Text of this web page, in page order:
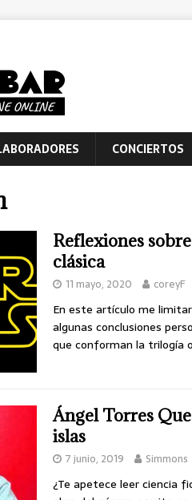
CONCIERTOS
Reflexiones
clásica
11 mayo, 2020 coreyF
En este artículo me
algunas conclusiones
que conforman la trilogía
Ángel Torres
islas
7 junio, 2019 Simmons
¿Te apetece leer ciencia